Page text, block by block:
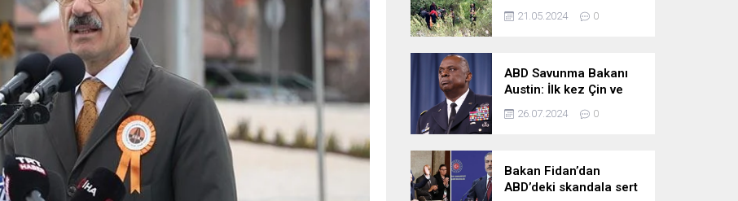
Kadın İçin Kurtarma
Çalışmaları
21.05.2024 0
ABD Savunma Bakanı
Austin: İlk kez Çin ve
Rusya uçaklarının
birlikte uçtuğunu
26.07.2024 0
Bakan Fidan’dan
ABD’deki skandala sert